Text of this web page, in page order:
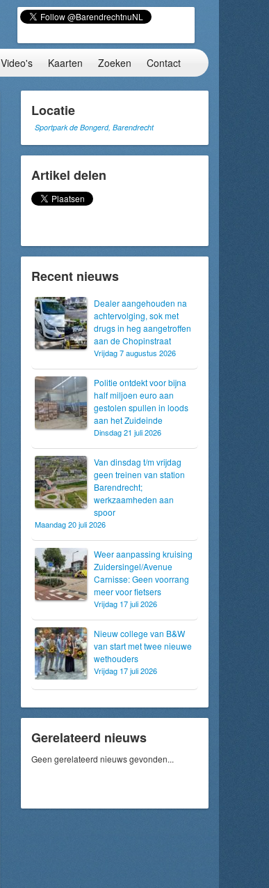
Video's Kaarten Zoeken Contact
Locatie
Sportpark de Bongerd, Barendrecht
Artikel delen
Recent nieuws
Dealer aangehouden na
achtervolging, sok met
drugs in heg aangetroffen
aan de Chopinstraat
Vrijdag 7 augustus 2026
Politie ontdekt voor bijna
half miljoen euro aan
gestolen spullen in loods
aan het Zuideinde
Dinsdag 21 juli 2026
Van dinsdag t/m vrijdag
geen treinen van station
Barendrecht;
werkzaamheden aan
spoor
Maandag 20 juli 2026
Weer aanpassing kruising
Zuidersingel/Avenue
Carnisse: Geen voorrang
meer voor fietsers
Vrijdag 17 juli 2026
Nieuw college van B&W
van start met twee nieuwe
wethouders
Vrijdag 17 juli 2026
Gerelateerd nieuws
Geen gerelateerd nieuws gevonden...